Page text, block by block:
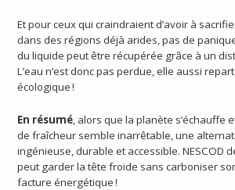
Et pour ceux qui craindraient d’avoir à
dans des régions déjà arides, pas de
du liquide peut être récupérée grâce à un
L’eau n’est donc pas perdue, elle aussi
écologique !
En résumé , alors que la planète s’échauffe
de fraîcheur semble inarrêtable, une
ingénieuse, durable et accessible. NESCOD
peut garder la tête froide sans carboniser
facture énergétique !